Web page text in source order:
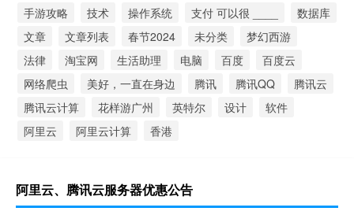
手游攻略
技术 操作系统 支付 可以很 ____
数据库
文章
文章列表 春节2024 未分类
梦幻西游
法律
淘宝网 生活助理 电脑 百度
百度云
网络爬虫
美好，一直在身边 腾讯 腾讯QQ
腾讯云
腾讯云计算
花样游广州 英特尔 设计
软件
阿里云
阿里云计算 香港
阿里云、腾讯云服务器优惠公告